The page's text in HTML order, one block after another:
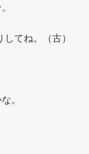
てね。（古）
。